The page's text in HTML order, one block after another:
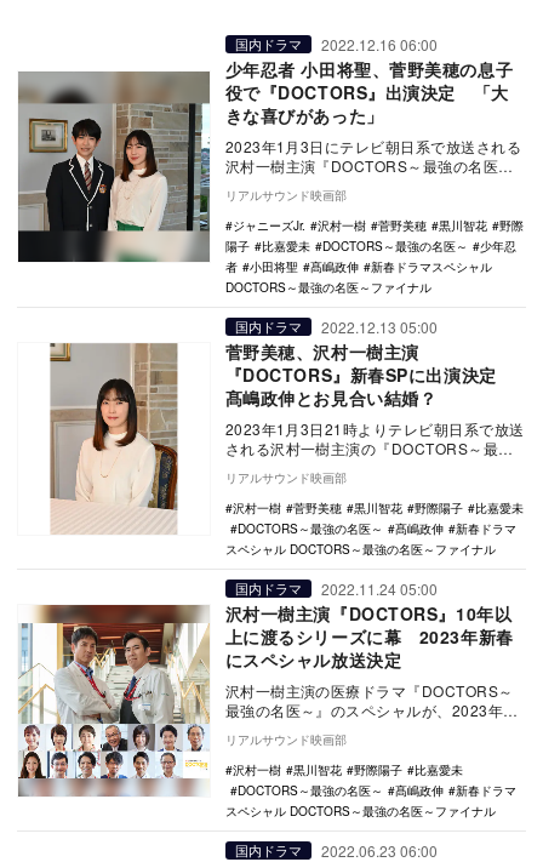
国内ドラマ 2022.12.16 06:00
少年忍者 小田将聖、菅野美穂の息子
役で『DOCTORS』出演決定 「大
きな喜びがあった」
2023年1月3日にテレビ朝日系で放送される
沢村一樹主演『DOCTORS～最強の名医
～』新春スペシャルに、少年忍者（ジャニ
ーズJ…
リアルサウンド映画部
ジャニーズJr.
沢村一樹 菅野美穂 黒川智花
野際
陽子
比嘉愛未 DOCTORS～最強の名医～
少年忍
者
小田将聖 髙嶋政伸
新春ドラマスペシャル
DOCTORS～最強の名医～ファイナル
国内ドラマ 2022.12.13 05:00
菅野美穂、沢村一樹主演
『DOCTORS』新春SPに出演決定
髙嶋政伸とお見合い結婚？
2023年1月3日21時よりテレビ朝日系で放送
される沢村一樹主演の『DOCTORS～最強
の名医～』新春スペシャルに菅野美穂が出
演…
リアルサウンド映画部
沢村一樹
菅野美穂 黒川智花 野際陽子
比嘉愛未
DOCTORS～最強の名医～
髙嶋政伸
新春ドラマ
スペシャル DOCTORS～最強の名医～ファイナル
国内ドラマ 2022.11.24 05:00
沢村一樹主演『DOCTORS』10年以
上に渡るシリーズに幕 2023年新春
にスペシャル放送決定
沢村一樹主演の医療ドラマ『DOCTORS～
最強の名医～』のスペシャルが、2023年新
春にテレビ朝日系で放送されることが決
定。今作…
リアルサウンド映画部
沢村一樹
黒川智花 野際陽子
比嘉愛未
DOCTORS～最強の名医～
髙嶋政伸
新春ドラマ
スペシャル DOCTORS～最強の名医～ファイナル
国内ドラマ 2022.06.23 06:00